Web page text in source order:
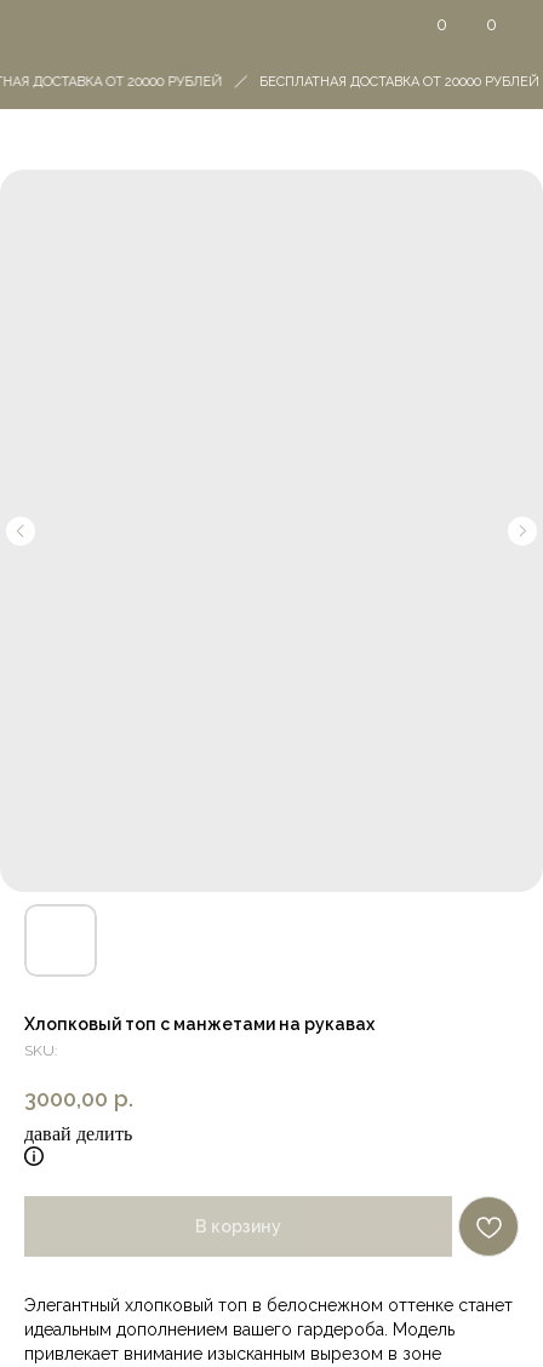
0
0
ДОСТАВКА ОТ 20000 РУБЛЕЙ БЕСПЛАТНАЯ ДОСТАВКА ОТ 20000 РУБЛЕЙ
Хлопковый топ с манжетами на рукавах
SKU:
3000,00 р.
давай делить
В корзину
Элегантный хлопковый топ в белоснежном оттенке станет
идеальным дополнением вашего гардероба. Модель
привлекает внимание изысканным вырезом в зоне